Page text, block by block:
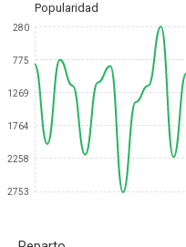
Popularidad
280
775
1269
1764
2258
2753